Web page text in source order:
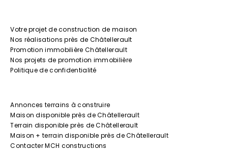
Votre projet de construction de maison
Nos réalisations près de Châtellerault
Promotion immobilière Châtellerault
Nos projets de promotion immobilière
Politique de confidentialité
Annonces terrains à construire
Maison disponible près de Châtellerault
Terrain disponible près de Châtellerault
Maison + terrain disponible près de Châtellerault
Contacter MCH constructions